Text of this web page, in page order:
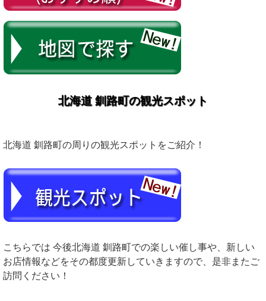
北海道 釧路町の観光スポット
北海道 釧路町の周りの観光スポットをご紹介！
こちらでは 今後北海道 釧路町での楽しい催し事や、新しい
お店情報などをその都度更新していきますので、是非またご
訪問ください！